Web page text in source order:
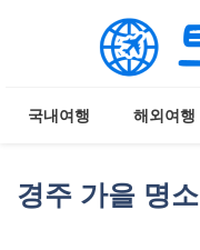
국내여행 해외여행
경주 가을 명소